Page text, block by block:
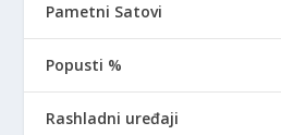
Pametni Satovi
Popusti %
Rashladni uređaji